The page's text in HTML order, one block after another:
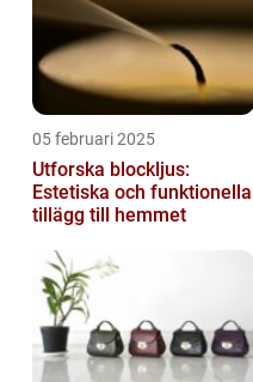
05 februari 2025
Utforska blockljus:
Estetiska och funktionella
tillägg till hemmet